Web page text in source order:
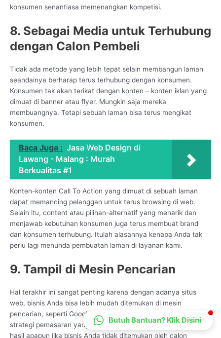
konsumen senantiasa memenangkan kompetisi.
8. Sebagai Media untuk Terhubung
dengan Calon Pembeli
Tidak ada metode yang lebih tepat selain membangun laman
seandainya berharap terus terhubung dengan konsumen.
Konsumen tak akan terikat dengan konten – konten iklan yang
dimuat di banner atau flyer. Mungkin saja mereka
membuangnya. Tetapi sebuah laman bisa terus mengikat
konsumen.
Baca Juga : Jasa Web Design di
Lawang - Malang : Murah
Berkualitas #1
Konten-konten Call To Action yang dimuat di sebuah laman
dapat memancing pelanggan untuk terus browsing di web.
Selain itu, content atau pilihan-alternatif yang menarik dan
menjawab kebutuhan konsumen juga terus membuat brand
dan konsumen terhubung. Itulah alasannya kenapa Anda tak
perlu lagi menunda pembuatan laman di layanan kami.
9. Tampil di Mesin Pencarian
Hal terakhir ini sangat penting karena dengan adanya situs
web, bisnis Anda bisa lebih mudah ditemukan di mesin
pencarian, seperti Google, Bing, Yandex, dan lainnya. Sebab,
strategi pemasaran yang Anda jalankan tidak akan membawa
hasil apapun jika bisnis Anda tidak ditemukan oleh calon
Online
Butuh Bantuan? Klik Disini